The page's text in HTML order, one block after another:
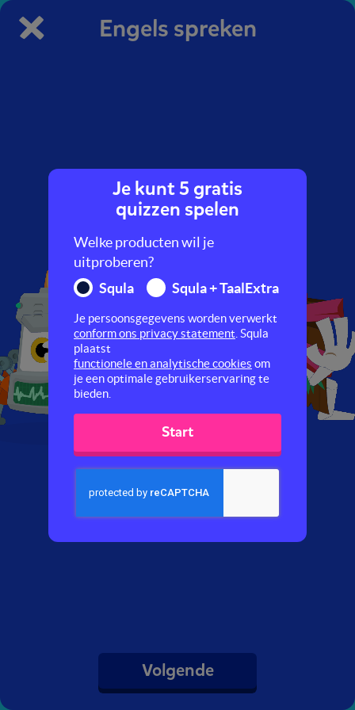
Engels spreken
Hey slimmerik, denk jij dat
je beter bent dan wij in
Engels spreken?
Volgende
Je kunt 5 gratis
quizzen spelen
Welke producten wil je
uitproberen?
Squla
Squla + TaalExtra
Je persoonsgegevens worden verwerkt
conform ons privacy statement . Squla
plaatst
functionele en analytische cookies om
je een optimale gebruikerservaring te
bieden.
Start